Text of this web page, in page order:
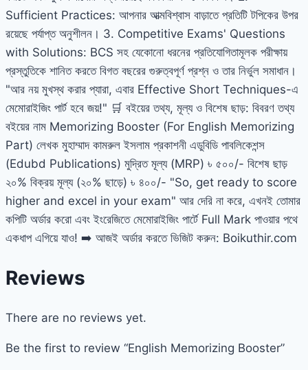
Sufficient Practices: আপনার আত্মবিশ্বাস বাড়াতে প্রতিটি টপিকের উপর
রয়েছে পর্যাপ্ত অনুশীলন। 3. Competitive Exams' Questions
with Solutions: BCS সহ যেকোনো ধরনের প্রতিযোগিতামূলক পরীক্ষায়
প্রস্তুতিকে শানিত করতে বিগত বছরের গুরুত্বপূর্ণ প্রশ্ন ও তার নির্ভুল সমাধান।
"আর নয় মুখস্থ করার প্যারা, এবার Effective Short Techniques-এ
মেমোরাইজিং পার্ট হবে জয়!" 🛒 বইয়ের তথ্য, মূল্য ও বিশেষ ছাড়: বিবরণ তথ্য
বইয়ের নাম Memorizing Booster (For English Memorizing
Part) লেখক মুহাম্মাদ কামরুল ইসলাম প্রকাশনী এডুবিডি পাবলিকেশন্স
(Edubd Publications) মুদ্রিত মূল্য (MRP) ৳ ৫০০/- বিশেষ ছাড়
২০% বিক্রয় মূল্য (২০% ছাড়ে) ৳ ৪০০/- "So, get ready to score
higher and excel in your exam" আর দেরি না করে, এখনই তোমার
কপিটি অর্ডার করো এবং ইংরেজিতে মেমোরাইজিং পার্টে Full Mark পাওয়ার পথে
একধাপ এগিয়ে যাও! ➡️ আজই অর্ডার করতে ভিজিট করুন: Boikuthir.com
Reviews
There are no reviews yet.
Be the first to review “English Memorizing Booster”